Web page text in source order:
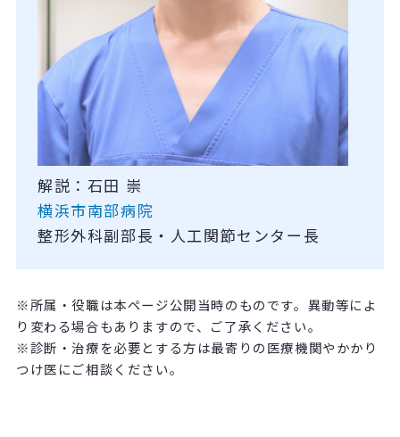
解説：石田 崇
横浜市南部病院
整形外科副部長・人工関節センター長
※所属・役職は本ページ公開当時のものです。異動等によ
り変わる場合もありますので、ご了承ください。
※診断・治療を必要とする方は最寄りの医療機関やかかり
つけ医にご相談ください。